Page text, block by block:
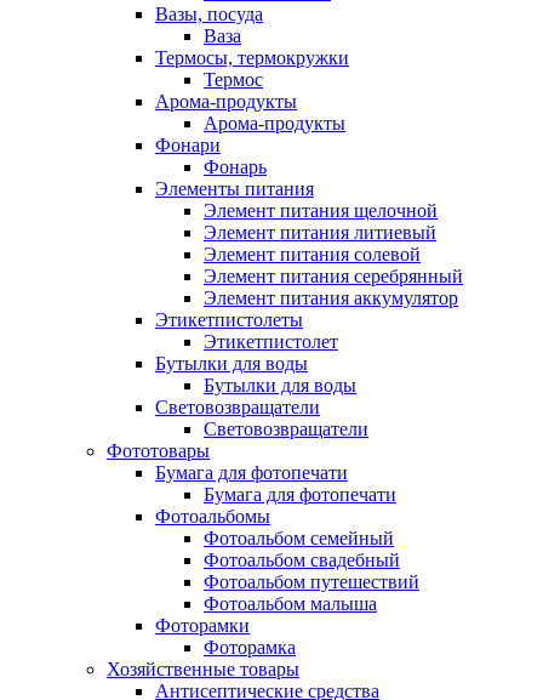
Вазы, посуда
Ваза
Термосы, термокружки
Термос
Арома-продукты
Арома-продукты
Фонари
Фонарь
Элементы питания
Элемент питания щелочной
Элемент питания литиевый
Элемент питания солевой
Элемент питания серебрянный
Элемент питания аккумулятор
Этикетпистолеты
Этикетпистолет
Бутылки для воды
Бутылки для воды
Световозвращатели
Световозвращатели
Фототовары
Бумага для фотопечати
Бумага для фотопечати
Фотоальбомы
Фотоальбом семейный
Фотоальбом свадебный
Фотоальбом путешествий
Фотоальбом малыша
Фоторамки
Фоторамка
Хозяйственные товары
Антисептические средства